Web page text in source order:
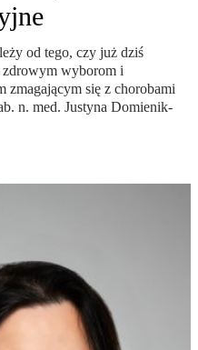
od tego, czy już dziś
zdrowym wyborom i
zmagającym się z chorobami
n. med. Justyna Domienik-